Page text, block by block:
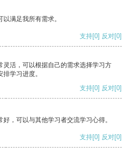
满足我所有需求。
支持[0] 反对[0]
灵活，可以根据自己的需求选择学习方
学习进度。
支持[0] 反对[0]
，可以与其他学习者交流学习心得。
支持[0] 反对[0]